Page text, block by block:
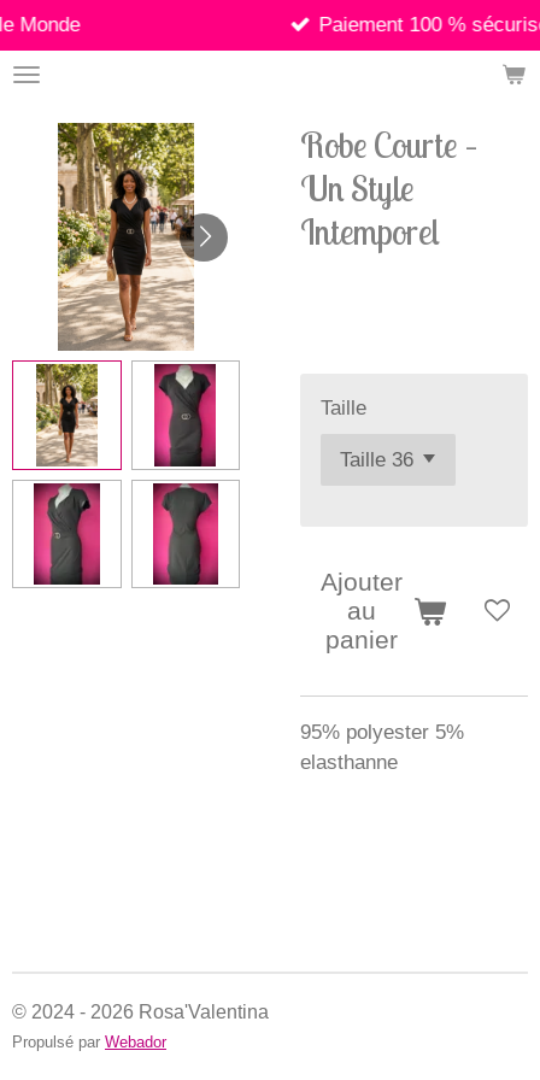
Passer
au
contenu
Paiement 100 % sécurisé
Robe Courte –
Un Style
Intemporel
Taille
Ajouter
au
panier
95% polyester 5%
elasthanne
© 2024 - 2026 Rosa'Valentina
Propulsé par Webador